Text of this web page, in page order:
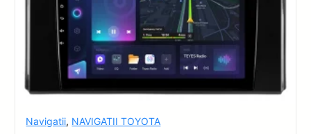
Navigatii, NAVIGATII TOYOTA